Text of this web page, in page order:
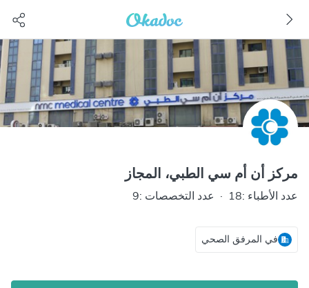
مركز أن أم سي الطبي، المجاز
عدد الأطباء :18 · عدد التخصصات :9
في المرفق الصحي